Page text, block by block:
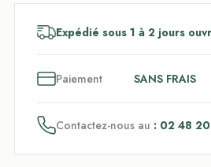
Expédié sous 1 à 2 jours
Paiement SANS FRAIS
Contactez-nous au : 02 48